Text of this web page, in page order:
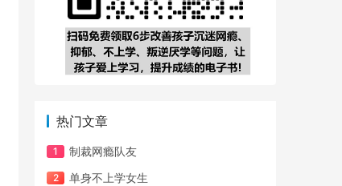
热门文章
制裁网瘾队友
单身不上学女生